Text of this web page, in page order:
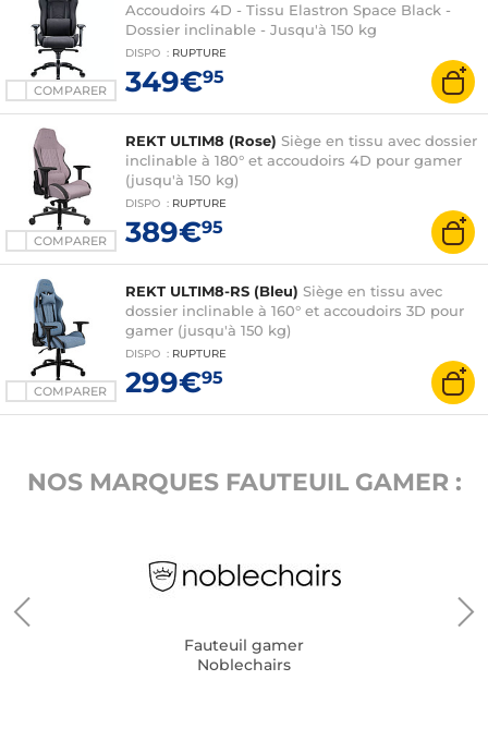
COMPARER
Accoudoirs 4D - Tissu Elastron Space Black -
Dossier inclinable - Jusqu'à 150 kg
DISPO : RUPTURE
349€95
COMPARER
REKT ULTIM8 (Rose) Siège en tissu avec dossier
inclinable à 180° et accoudoirs 4D pour gamer
(jusqu'à 150 kg)
DISPO : RUPTURE
389€95
COMPARER
REKT ULTIM8-RS (Bleu) Siège en tissu avec
dossier inclinable à 160° et accoudoirs 3D pour
gamer (jusqu'à 150 kg)
DISPO : RUPTURE
299€95
NOS MARQUES FAUTEUIL GAMER :
Fauteuil gamer
Noblechairs